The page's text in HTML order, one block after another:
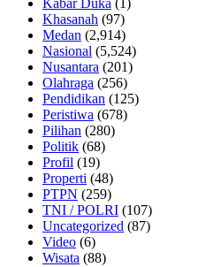
Kabar Duka (1)
Khasanah (97)
Medan (2,914)
Nasional (5,524)
Nusantara (201)
Olahraga (256)
Pendidikan (125)
Peristiwa (678)
Pilihan (280)
Politik (68)
Profil (19)
Properti (48)
PTPN (259)
TNI / POLRI (107)
Uncategorized (87)
Video (6)
Wisata (88)